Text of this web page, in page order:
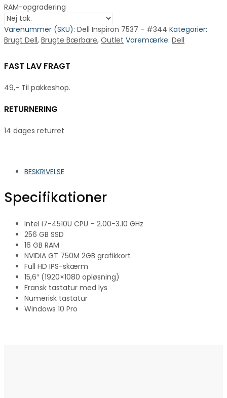
RAM-opgradering
Varenummer (SKU): Dell Inspiron 7537 - #344 Kategorier:
Brugt Dell, Brugte Bærbare, Outlet Varemærke: Dell
FAST LAV FRAGT
49,- Til pakkeshop.
RETURNERING
14 dages returret
BESKRIVELSE
Specifikationer
Intel i7-4510U CPU – 2.00-3.10 GHz
256 GB SSD
16 GB RAM
NVIDIA GT 750M 2GB grafikkort
Full HD IPS-skærm
15,6″ (1920×1080 opløsning)
Fransk tastatur med lys
Numerisk tastatur
Windows 10 Pro